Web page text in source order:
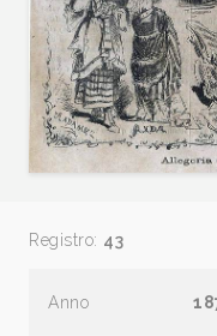
Registro: 43
Anno